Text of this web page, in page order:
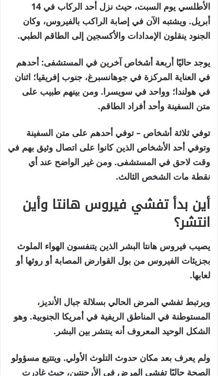
الأطلسي يوم السبت، حيث نزل أحد الركاب في 14
أبريل. ويشتبه الآن في إصابة الراكب بالفيروس، وكان
الجنود ينقلون الإمدادات والأكسجين إلى الطاقم الطبي.
يوجد حاليًا أربعة أشخاص آخرين في المستشفى: أحدهم
في العناية المركزة في جوهانسبرغ، جنوب إفريقيا؛ اثنان
في هولندا؛ وواحد في سويسرا. ومن بينهم طبيب على
متن السفينة وأحد أفراد الطاقم.
توفي ثلاثة أشخاص – توفي أحدهم على متن السفينة
وتوفي أحد الأشخاص الذين كانوا على اتصال وثيق بهم في
وقت لاحق في المستشفى. ومن غير الواضح عند أي
نقطة مات الشخص الثالث.
أين بدأ تفشي فيروس هانتا وأين
انتشر؟
يصيب فيروس هانتا البشر الذين يتنفسون الهواء الملوث
بجزيئات الفيروس من بول القوارض المصابة أو روثها أو
لعابها.
ويرتبط تفشي المرض الحالي بسلالة جبال الأنديز،
المستوطنة في المناطق الريفية في أمريكا الجنوبية. وهو
الشكل الوحيد المعروف أنه ينتشر بين البشر.
ولم يعرف بعد مكان حدوث التلوث الأولي. ويتتبع مسؤولو
الصحة حاليًا تفشي المرض في الأرجنتين، حيث غادرت